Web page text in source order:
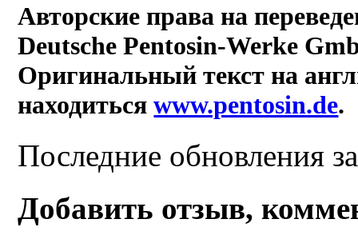
Авторские права на
Deutsche Pentosin-Werke
Оригинальный текст на
находитьсяwww.pentosin.de.
Последние обновления
Добавить отзыв,